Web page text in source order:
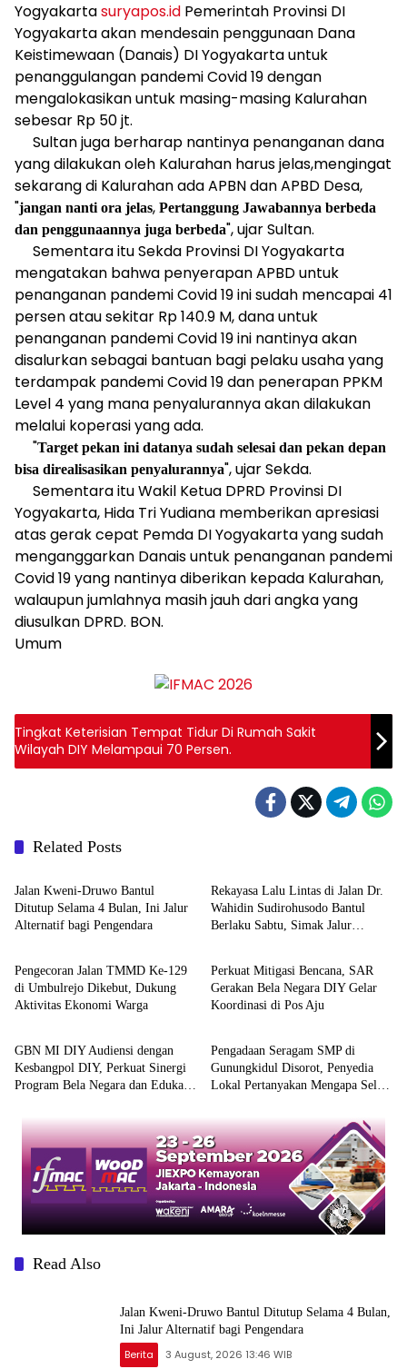
Yogyakartasuryapos.id Pemerintah Provinsi DI
Yogyakarta akan mendesain penggunaan Dana
Keistimewaan (Danais) DI Yogyakarta untuk
penanggulangan pandemi Covid 19 dengan
mengalokasikan untuk masing-masing Kalurahan
sebesar Rp 50 jt.
Sultan juga berharap nantinya penanganan dana
yang dilakukan oleh Kalurahan harus jelas,mengingat
sekarang di Kalurahan ada APBN dan APBD Desa,
"jangan nanti ora jelas, Pertanggung Jawabannya berbeda
dan penggunaannya juga berbeda", ujar Sultan.
Sementara itu Sekda Provinsi DI Yogyakarta
mengatakan bahwa penyerapan APBD untuk
penanganan pandemi Covid 19 ini sudah mencapai 41
persen atau sekitar Rp 140.9 M, dana untuk
penanganan pandemi Covid 19 ini nantinya akan
disalurkan sebagai bantuan bagi pelaku usaha yang
terdampak pandemi Covid 19 dan penerapan PPKM
Level 4 yang mana penyalurannya akan dilakukan
melalui koperasi yang ada.
"Target pekan ini datanya sudah selesai dan pekan depan
bisa direalisasikan penyalurannya", ujar Sekda.
Sementara itu Wakil Ketua DPRD Provinsi DI
Yogyakarta, Hida Tri Yudiana memberikan apresiasi
atas gerak cepat Pemda DI Yogyakarta yang sudah
menganggarkan Danais untuk penanganan pandemi
Covid 19 yang nantinya diberikan kepada Kalurahan,
walaupun jumlahnya masih jauh dari angka yang
diusulkan DPRD. BON.
Umum
Tingkat Keterisian Tempat Tidur Di Rumah Sakit
Wilayah DIY Melampaui 70 Persen.
Related Posts
Berita
Jalan Kweni-Druwo Bantul
Ditutup Selama 4 Bulan, Ini Jalur
Alternatif bagi Pengendara
Rekayasa Lalu Lintas di Jalan Dr.
Wahidin Sudirohusodo Bantul
Berlaku Sabtu, Simak Jalur
Berita
Pengecoran Jalan TMMD Ke-129
di Umbulrejo Dikebut, Dukung
Aktivitas Ekonomi Warga
Berita
Perkuat Mitigasi Bencana, SAR
Gerakan Bela Negara DIY Gelar
Koordinasi di Pos Aju
Berita
GBN MI DIY Audiensi dengan
Kesbangpol DIY, Perkuat Sinergi
Program Bela Negara dan Edukasi
Berita
Pengadaan Seragam SMP di
Gunungkidul Disorot, Penyedia
Lokal Pertanyakan Mengapa Selalu
Read Also
Jalan Kweni-Druwo Bantul Ditutup Selama 4 Bulan,
Ini Jalur Alternatif bagi Pengendara
Berita 3 August, 2026 13:46 WIB